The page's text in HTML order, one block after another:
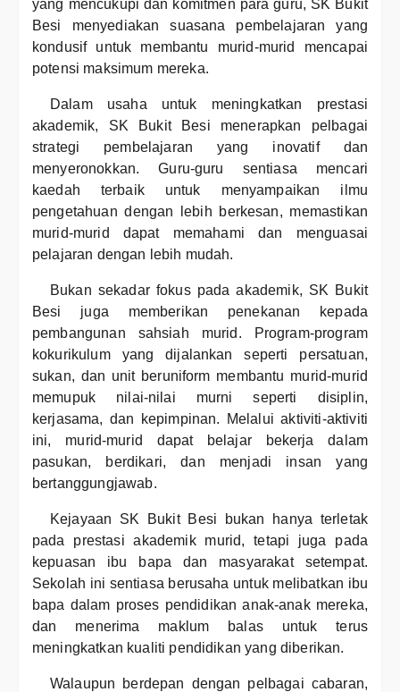
yang mencukupi dan komitmen para guru, SK Bukit
Besi menyediakan suasana pembelajaran yang
kondusif untuk membantu murid-murid mencapai
potensi maksimum mereka.
Dalam usaha untuk meningkatkan prestasi
akademik, SK Bukit Besi menerapkan pelbagai
strategi pembelajaran yang inovatif dan
menyeronokkan. Guru-guru sentiasa mencari
kaedah terbaik untuk menyampaikan ilmu
pengetahuan dengan lebih berkesan, memastikan
murid-murid dapat memahami dan menguasai
pelajaran dengan lebih mudah.
Bukan sekadar fokus pada akademik, SK Bukit
Besi juga memberikan penekanan kepada
pembangunan sahsiah murid. Program-program
kokurikulum yang dijalankan seperti persatuan,
sukan, dan unit beruniform membantu murid-murid
memupuk nilai-nilai murni seperti disiplin,
kerjasama, dan kepimpinan. Melalui aktiviti-aktiviti
ini, murid-murid dapat belajar bekerja dalam
pasukan, berdikari, dan menjadi insan yang
bertanggungjawab.
Kejayaan SK Bukit Besi bukan hanya terletak
pada prestasi akademik murid, tetapi juga pada
kepuasan ibu bapa dan masyarakat setempat.
Sekolah ini sentiasa berusaha untuk melibatkan ibu
bapa dalam proses pendidikan anak-anak mereka,
dan menerima maklum balas untuk terus
meningkatkan kualiti pendidikan yang diberikan.
Walaupun berdepan dengan pelbagai cabaran,